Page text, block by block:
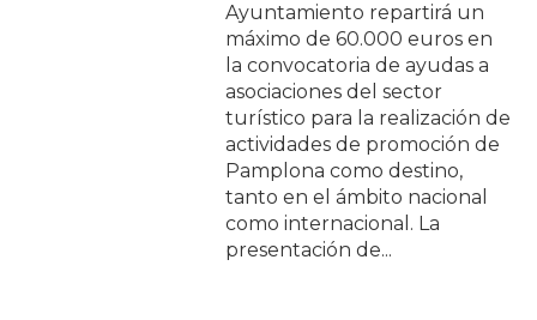
Ayuntamiento repartirá un
máximo de 60.000 euros en
la convocatoria de ayudas a
asociaciones del sector
turístico para la realización de
actividades de promoción de
Pamplona como destino,
tanto en el ámbito nacional
como internacional. La
presentación de...